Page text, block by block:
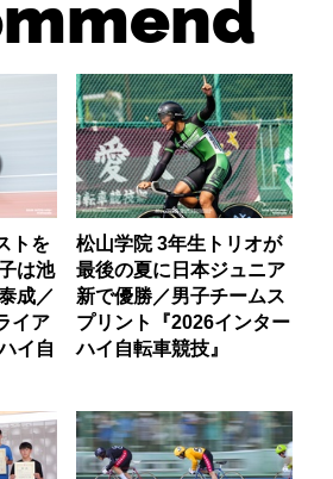
トを
は池
成／
イア
イ自
松山学院 3年生トリオが
最後の夏に日本ジュニア
新で優勝／男子チームス
プリント『2026インター
ハイ自転車競技』